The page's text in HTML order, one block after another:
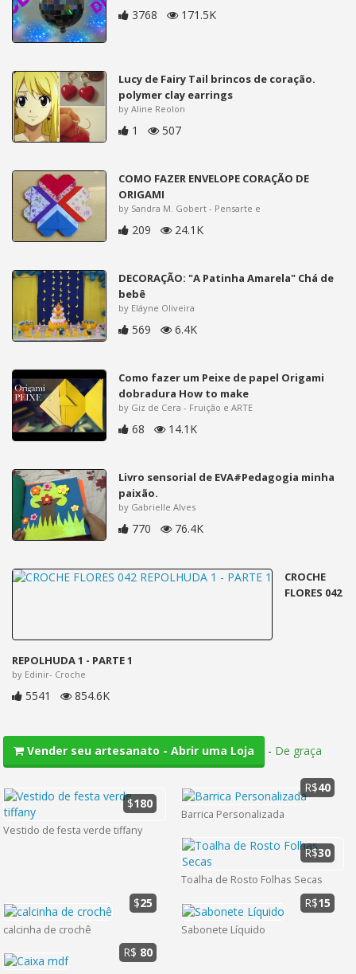
3768 171.5K
Lucy de Fairy Tail brincos de coração.
polymer clay earrings
by Aline Reolon
1 507
COMO FAZER ENVELOPE CORAÇÃO DE
ORIGAMI
by Sandra M. Gobert - Pensarte e
209 24.1K
DECORAÇÃO: "A Patinha Amarela" Chá de
bebê
by Eláyne Oliveira
569 6.4K
Como fazer um Peixe de papel Origami
dobradura How to make
by Giz de Cera - Fruição e ARTE
68 14.1K
Livro sensorial de EVA#Pedagogia minha
paixão.
by Gabrielle Alves
770 76.4K
CROCHE
FLORES 042
REPOLHUDA 1 - PARTE 1
by Edinir- Croche
5541 854.6K
Vender seu artesanato - Abrir uma Loja - De graça
Vestido de festa verde tiffany
$180
Barrica Personalizada
R$40
Toalha de Rosto Folhas Secas
R$30
calcinha de crochê
$25
Sabonete Líquido
R$15
R$ 80